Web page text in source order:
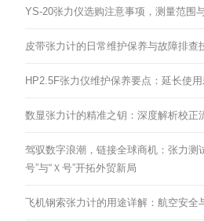
YS-20张力仪选购注意事项，测量范围
皮带张力计的日常维护保养与故障排查
HP2.5F张力仪维护保养要点：延长使
数显张力计的精准之钥：深度解析校正
驾驭数字浪潮，链接全球商机：张力测
号”与“Ｘ号”开拓外贸新局
飞机钢索张力计的用途详解：航空安全